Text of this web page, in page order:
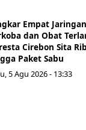
Empat Jaringan
dan Obat
Cirebon Sita
Paket Sabu
5 Agu 2026 - 13:33